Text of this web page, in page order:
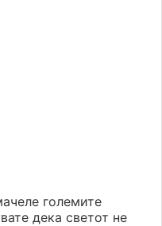
големите
дека светот не